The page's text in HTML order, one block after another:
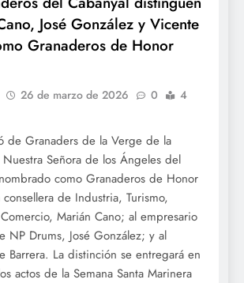
José González y Vicente
Granaderos de Honor
26 de marzo de 2026 0
4
de Granaders de la Verge de la
Señora de los Ángeles del
como Granaderos de Honor
de Industria, Turismo,
Marián Cano; al empresario
NP Drums, José González; y al
Barrera. La distinción se entregará en
actos de la Semana Santa Marinera